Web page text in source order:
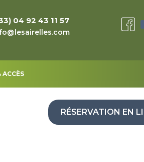
04 92 43 11 57
RÉSERVATION EN